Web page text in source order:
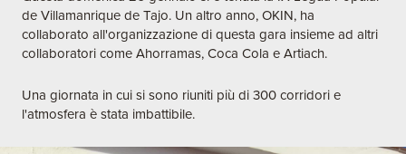
de Villamanrique de Tajo. Un altro anno, OKIN, ha
collaborato all'organizzazione di questa gara insieme ad altri
collaboratori come Ahorramas, Coca Cola e Artiach.
Una giornata in cui si sono riuniti più di 300 corridori e
l'atmosfera è stata imbattibile.